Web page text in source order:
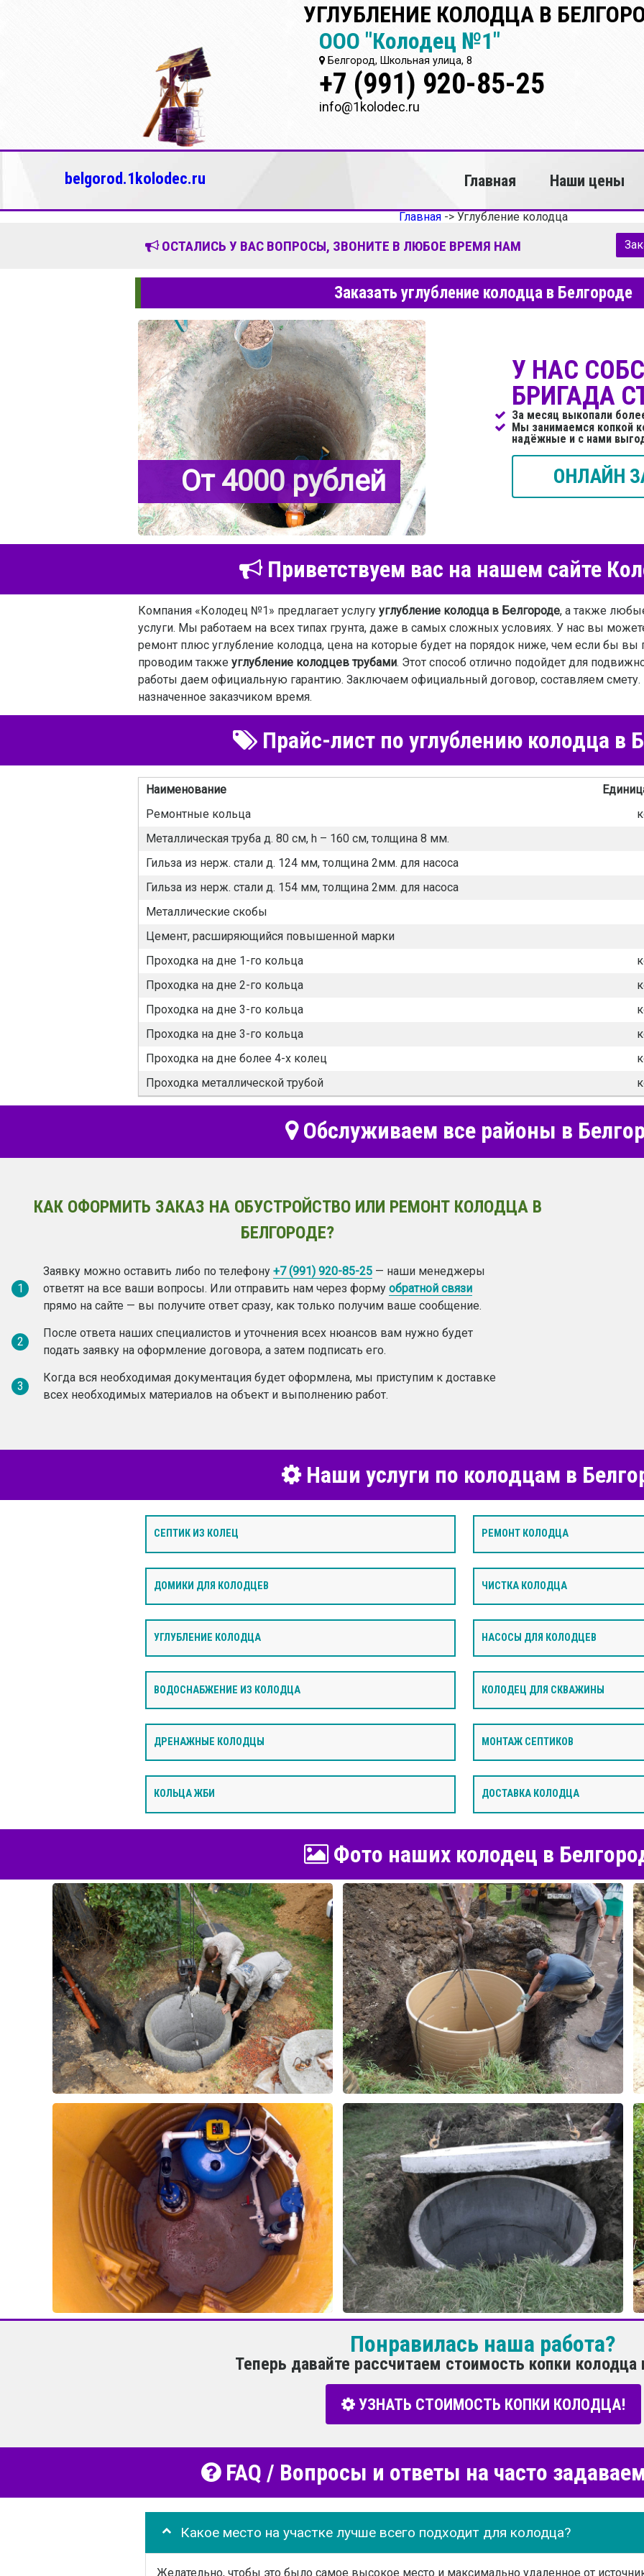
УГЛУБЛЕНИЕ КОЛОДЦА В
ООО "Колодец №1"
Белгород, Школьная улица, 8
+7 (991) 920-85-25
info@1kolodec.ru
belgorod.1kolodec.ru Главная Наши цены
Главная-> Углубление колодца
ОСТАЛИСЬ У ВАС ВОПРОСЫ, ЗВОНИТЕ В ЛЮБОЕ ВРЕМЯ НАМ
Заказать углубление колодца в Белгороде
От 4000 рублей
У НАС
БРИГАДА
За месяц выкопали
Мы занимаемся копкой
надёжные и с нами
ОНЛАЙН
Приветствуем вас на нашем сайте
Компания «Колодец №1» предлагает услугу углубление колодца в Белгороде, а также
услуги. Мы работаем на всех типах грунта, даже в самых сложных условиях. У нас вы
ремонт плюс углубление колодца, цена на которые будет на порядок ниже, чем если бы вы
проводим также углубление колодцев трубами. Этот способ отлично подойдет для
работы даем официальную гарантию. Заключаем официальный договор, составляем смету.
назначенное заказчиком время.
Прайс-лист по углублению колодца в
Наименование
Ремонтные кольца
Металлическая труба д. 80 см, h – 160 cм, толщина 8 мм.
Гильза из нерж. стали д. 124 мм, толщина 2мм. для насоса
Гильза из нерж. стали д. 154 мм, толщина 2мм. для насоса
Металлические скобы
Цемент, расширяющийся повышенной марки
Проходка на дне 1-го кольца
Проходка на дне 2-го кольца
Проходка на дне 3-го кольца
Проходка на дне 3-го кольца
Проходка на дне более 4-х колец
Проходка металлической трубой
Обслуживаем все районы в
КАК ОФОРМИТЬ ЗАКАЗ НА ОБУСТРОЙСТВО ИЛИ РЕМОНТ КОЛОДЦА В
БЕЛГОРОДЕ?
1
Заявку можно оставить либо по телефону +7 (991) 920-85-25 — наши менеджеры
ответят на все ваши вопросы. Или отправить нам через форму обратной связи
прямо на сайте — вы получите ответ сразу, как только получим ваше сообщение.
2
После ответа наших специалистов и уточнения всех нюансов вам нужно будет
подать заявку на оформление договора, а затем подписать его.
3
Когда вся необходимая документация будет оформлена, мы приступим к доставке
всех необходимых материалов на объект и выполнению работ.
Наши услуги по колодцам в
СЕПТИК ИЗ КОЛЕЦ РЕМОНТ КОЛОДЦА
ДОМИКИ ДЛЯ КОЛОДЦЕВ ЧИСТКА КОЛОДЦА
УГЛУБЛЕНИЕ КОЛОДЦА НАСОСЫ ДЛЯ КОЛОДЦЕВ
ВОДОСНАБЖЕНИЕ ИЗ КОЛОДЦА КОЛОДЕЦ ДЛЯ СКВАЖИНЫ
ДРЕНАЖНЫЕ КОЛОДЦЫ МОНТАЖ СЕПТИКОВ
КОЛЬЦА ЖБИ ДОСТАВКА КОЛОДЦА
Фото наших колодец в
Понравилась наша работа?
Теперь давайте рассчитаем стоимость копки колодца
УЗНАТЬ СТОИМОСТЬ КОПКИ КОЛОДЦА!
FAQ / Вопросы и ответы на часто
Какое место на участке лучше всего подходит для колодца?
Желательно, чтобы это было самое высокое место и максимально удаленное от